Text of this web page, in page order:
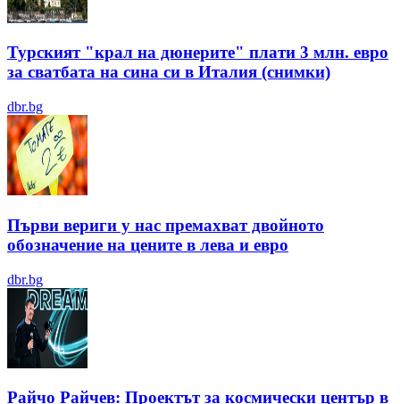
Турският "крал на дюнерите" плати 3 млн. евро
за сватбата на сина си в Италия (снимки)
dbr.bg
Първи вериги у нас премахват двойното
обозначение на цените в лева и евро
dbr.bg
Райчо Райчев: Проектът за космически център в